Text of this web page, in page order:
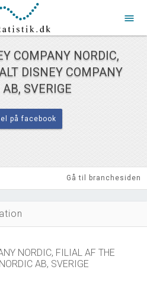
menu
COMPANY NORDIC,
DISNEY COMPANY
SVERIGE
på facebook
Gå til branchesiden
NORDIC, FILIAL AF THE
AB, SVERIGE